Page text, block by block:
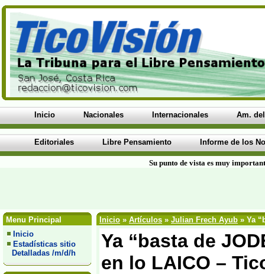
Inicio Nacionales Internacionales Am.
Editoriales Libre Pensamiento Informe de los
Su punto de vista es muy
Menu Principal
Inicio
Estadísticas sitio
Detalladas /m/d/h
Inicio » Artículos » Julian Frech Ayub » Ya
Ya “basta de
en lo LAICO –